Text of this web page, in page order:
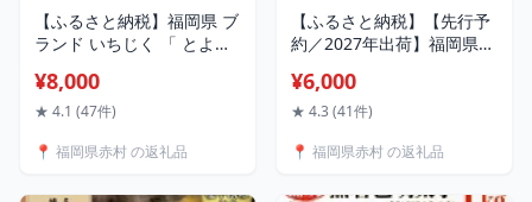
【ふるさと納税】福岡県 ブ
ランド いちじく 「 とよみ
300g × 4パック ) イチジク
無花果 国産 フルーツ 果物
3W2
¥8,000
★ 4.1 (47件)
📍 福岡県赤村 の返礼品
【ふるさと納税】【先行予
約／2027年出荷】福岡県産
600(300g×2P) or 約
1.4kg(280g×5P) いちご フ
2Z1
¥6,000
★ 4.3 (41件)
📍 福岡県赤村 の返礼品